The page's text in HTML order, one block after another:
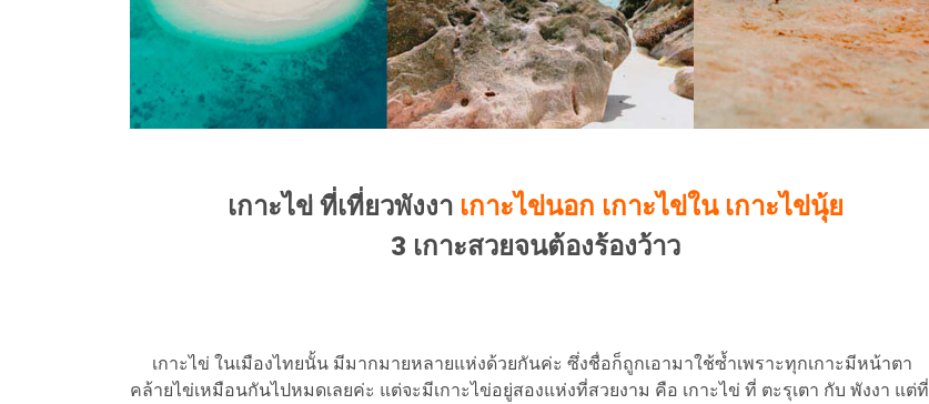
เกาะไข่ ที่เที่ยวพังงา เกาะไข่นอก เกาะไข่ใน เกาะไข่นุ้ย
3 เกาะสวยจนต้องร้องว้าว
เกาะไข่ ในเมืองไทยนั้น มีมากมายหลายแห่งด้วยกันค่ะ ซึ่งชื่อก็ถูกเอามาใช้ซ้ำเพราะทุกเกาะมีหน้าตา
คล้ายไข่เหมือนกันไปหมดเลยค่ะ แต่จะมีเกาะไข่อยู่สองแห่งที่สวยงาม คือ เกาะไข่ ที่ ตะรุเตา กับ พังงา แต่ที่